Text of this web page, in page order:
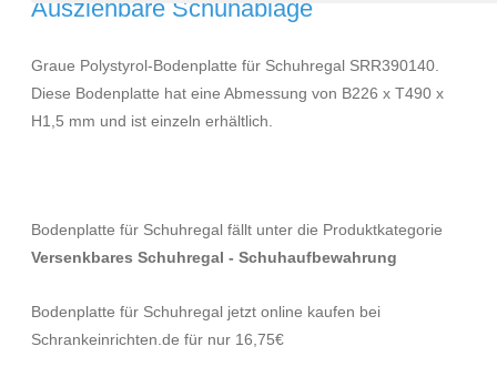
Ausziehbare Schuhablage
Graue Polystyrol-Bodenplatte für Schuhregal SRR390140.
Diese Bodenplatte hat eine Abmessung von B226 x T490 x
H1,5 mm und ist einzeln erhältlich.
Bodenplatte für Schuhregal fällt unter die Produktkategorie
Versenkbares Schuhregal - Schuhaufbewahrung
Bodenplatte für Schuhregal jetzt online kaufen bei
Schrankeinrichten.de für nur 16,75€